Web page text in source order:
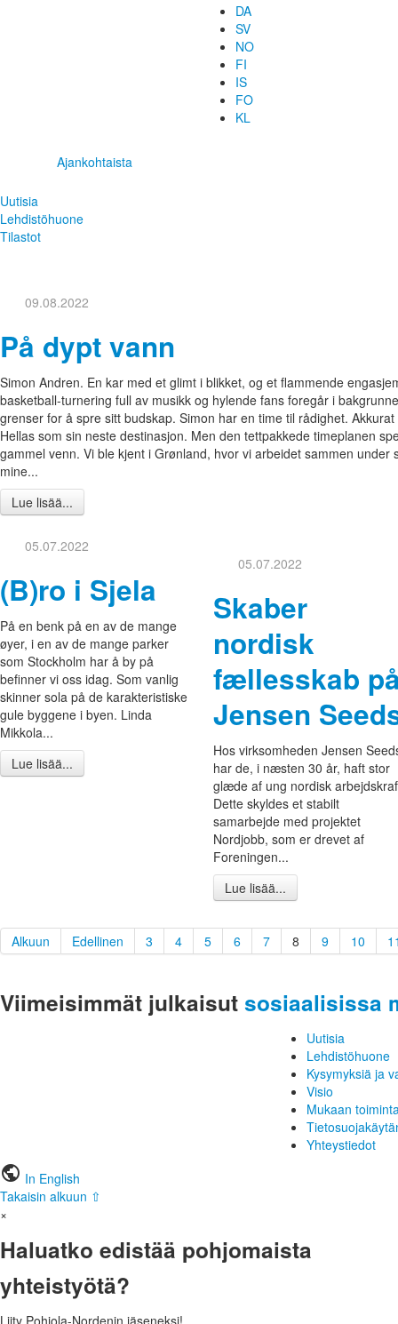
DA
SV
NO
FI
IS
FO
KL
Ajankohtaista
Uutisia
Lehdistöhuone
Tilastot
09.08.2022
På dypt vann
Simon Andren. En kar med et glimt i blikket, og et flammende
basketball-turnering full av musikk og hylende fans foregår i
grenser for å spre sitt budskap. Simon har en time til rådighet.
Hellas som sin neste destinasjon. Men den tettpakkede timeplanen
gammel venn. Vi ble kjent i Grønland, hvor vi arbeidet sammen
mine...
Lue lisää...
05.07.2022
(B)ro i Sjela
På en benk på en av de mange
øyer, i en av de mange parker
som Stockholm har å by på
befinner vi oss idag. Som vanlig
skinner sola på de karakteristiske
gule byggene i byen. Linda
Mikkola...
Lue lisää...
05.07.2022
Skaber
nordisk
fællesskab
Jensen
Hos virksomheden Jensen
har de, i næsten 30 år, haft stor
glæde af ung nordisk
Dette skyldes et stabilt
samarbejde med projektet
Nordjobb, som er drevet af
Foreningen...
Lue lisää...
Alkuun Edellinen 3 4 5 6 7 8 9 10
Viimeisimmät julkaisutsosiaalisissa
Uutisia
Lehdistöhuone
Kysymyksiä ja
Visio
Mukaan
Yhteystiedot
public In English
Takaisin alkuun ⇧
×
Haluatko edistää pohjomaista
yhteistyötä?
Liity Pohjola-Nordenin jäseneksi!